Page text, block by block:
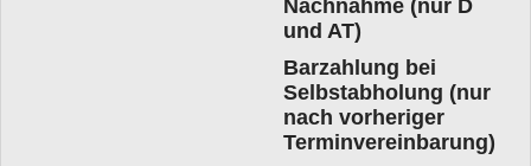
Nachnahme (nur D
und AT)
Barzahlung bei
Selbstabholung (nur
nach vorheriger
Terminvereinbarung)